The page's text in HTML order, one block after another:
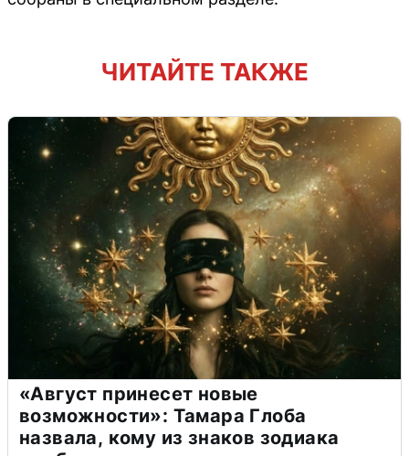
ЧИТАЙТЕ ТАКЖЕ
«Август принесет новые
возможности»: Тамара Глоба
назвала, кому из знаков зодиака